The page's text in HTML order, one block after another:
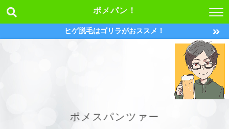
ポメパン！
ヒゲ脱毛はゴリラがおススメ！
ポメスパンツァー